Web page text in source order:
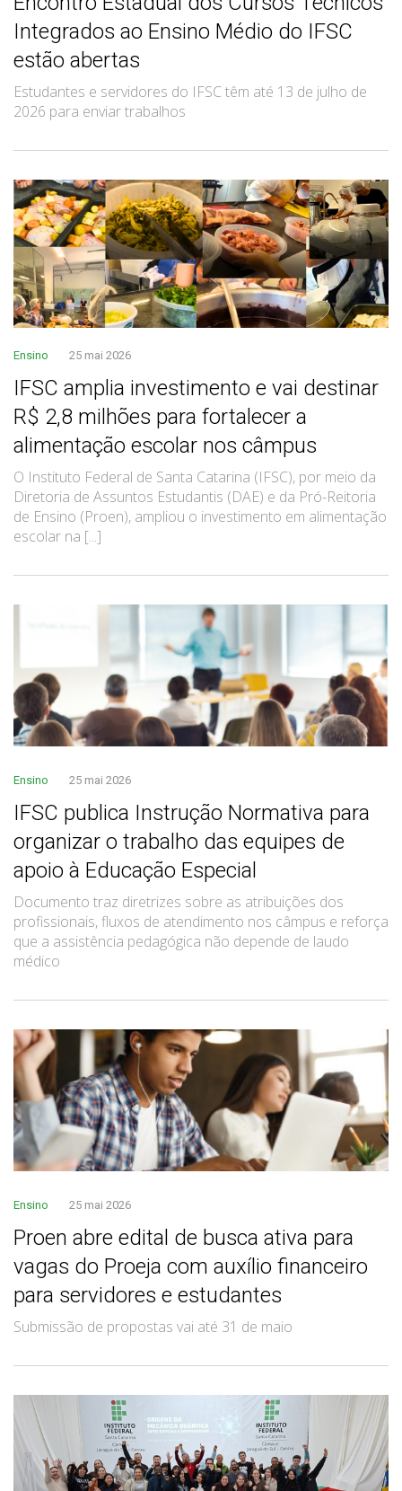
Integrados ao Ensino Médio do IFSC
estão abertas
Estudantes e servidores do IFSC têm até 13 de julho de
2026 para enviar trabalhos
Ensino 25 mai 2026
IFSC amplia investimento e vai destinar
R$ 2,8 milhões para fortalecer a
alimentação escolar nos câmpus
O Instituto Federal de Santa Catarina (IFSC), por meio da
Diretoria de Assuntos Estudantis (DAE) e da Pró-Reitoria
de Ensino (Proen), ampliou o investimento em alimentação
escolar na [...]
Ensino 25 mai 2026
IFSC publica Instrução Normativa para
organizar o trabalho das equipes de
apoio à Educação Especial
Documento traz diretrizes sobre as atribuições dos
profissionais, fluxos de atendimento nos câmpus e reforça
que a assistência pedagógica não depende de laudo
médico
Ensino 25 mai 2026
Proen abre edital de busca ativa para
vagas do Proeja com auxílio financeiro
para servidores e estudantes
Submissão de propostas vai até 31 de maio